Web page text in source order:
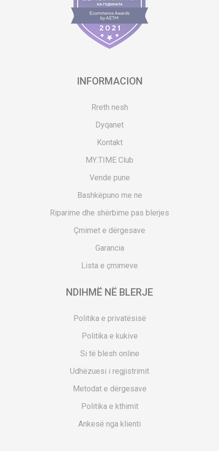
INFORMACION
Rreth nesh
Dyqanet
Kontakt
MY:TIME Club
Vende pune
Bashkëpuno me ne
Riparime dhe shërbime pas blerjes
Çmimet e dërgesave
Garancia
Lista e çmimeve
NDIHMË NË BLERJE
Politika e privatësisë
Politika e kukive
Si të blesh online
Udhëzuesi i regjistrimit
Metodat e dërgesave
Politika e kthimit
Ankesë nga klienti